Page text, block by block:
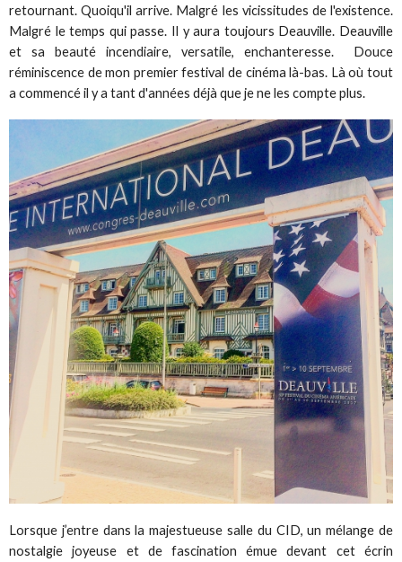
retournant. Quoiqu'il arrive. Malgré les vicissitudes de l'existence.
Malgré le temps qui passe. Il y aura toujours Deauville. Deauville
et sa beauté incendiaire, versatile, enchanteresse. Douce
réminiscence de mon premier festival de cinéma là-bas. Là où tout
a commencé il y a tant d'années déjà que je ne les compte plus.
Lorsque j’entre dans la majestueuse salle du CID, un mélange de
nostalgie joyeuse et de fascination émue devant cet écrin